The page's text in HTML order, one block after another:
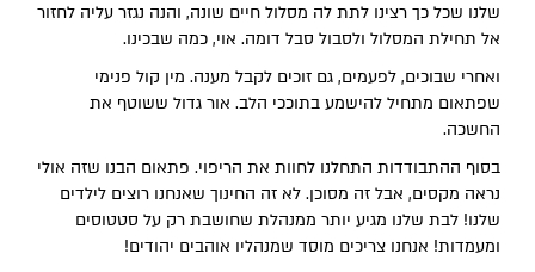
שלנו שכל כך רצינו לתת לה מסלול חיים שונה, והנה נגזר עליה לחזור
אל תחילת המסלול ולסבול סבל דומה. אוי, כמה שבכינו.
ואחרי שבוכים, לפעמים, גם זוכים לקבל מענה. מין קול פנימי
שפתאום מתחיל להישמע בתוככי הלב. אור גדול ששוטף את
החשכה.
בסוף ההתבודדות התחלנו לחוות את הריפוי. פתאום הבנו שזה אולי
נראה מקסים, אבל זה מסוכן. לא זה החינוך שאנחנו רוצים לילדים
שלנו! לבת שלנו מגיע יותר ממנהלת שחושבת רק על סטטוסים
ומעמדות! אנחנו צריכים מוסד שמנהליו אוהבים יהודים!